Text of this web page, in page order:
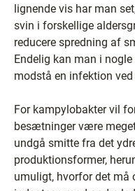
lignende vis har man
svin i forskellige
reducere spredning af
Endelig kan man i
modstå en infektion
For kampylobakter vil
besætninger være
undgå smitte fra det
produktionsformer,
umuligt, hvorfor det må